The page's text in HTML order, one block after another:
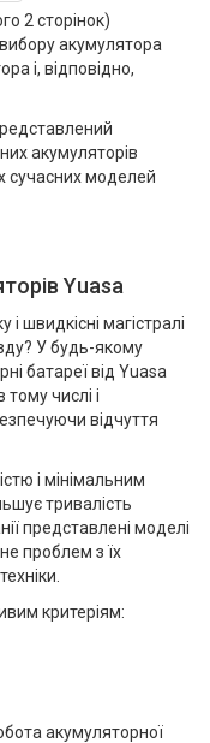
2 сторінок)
акумулятора
і, відповідно,
акумуляторів
сучасних моделей
Yuasa
і швидкісні магістралі
У будь-якому
батареї від Yuasa
числі і
відчуття
і мінімальним
тривалість
представлені моделі
проблем з їх
критеріям:
акумуляторної